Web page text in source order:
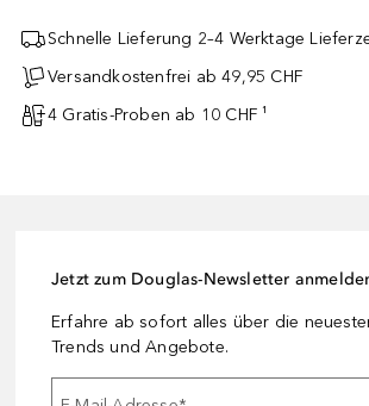
Schnelle Lieferung 2–4 Werktage
Versandkostenfrei ab 49,95 CHF
4 Gratis-Proben ab 10 CHF ¹
Jetzt zum Douglas-Newsletter
Erfahre ab sofort alles über die
Trends und Angebote.